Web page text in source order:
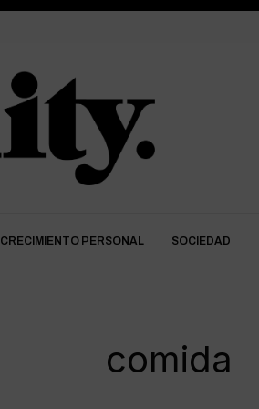
CRECIMIENTO PERSONAL SOCIEDAD
comida